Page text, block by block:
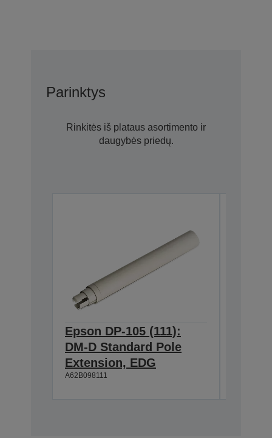
Parinktys
Rinkitės iš plataus asortimento ir
daugybės priedų.
Epson DP-105 (111):
DM-D Standard Pole
Extension, EDG
A62B098111